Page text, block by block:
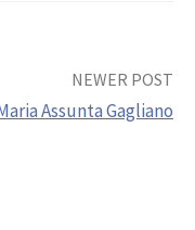
NEWER POST
Assunta Gagliano